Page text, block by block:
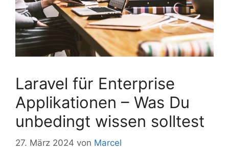
Laravel für Enterprise
Applikationen – Was Du
unbedingt wissen solltest
27. März 2024 von Marcel